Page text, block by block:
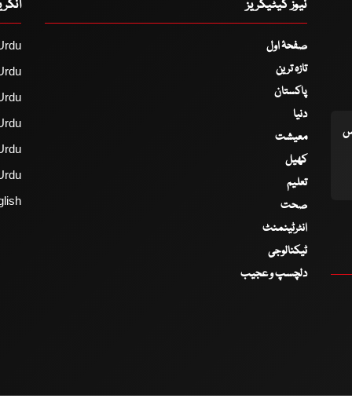
نیوز کیٹیگریز
صفحۂ اول
تازہ ترین
پاکستان
دنیا
معیشت
کھیل
تعلیم
صحت
انٹرٹینمنٹ
ٹیکنالوجی
دلچسپ و عجیب